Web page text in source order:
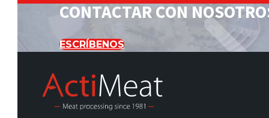
CONTACTAR CON
ESCRÍBENOS